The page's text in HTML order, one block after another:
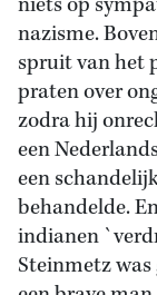
nazisme.
spruit van het
praten over
zodra hij
een
een
behandelde.
indianen
Steinmetz was